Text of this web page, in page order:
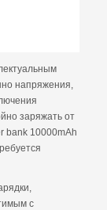
напряжения,
заряжать от
bank 10000mAh
с